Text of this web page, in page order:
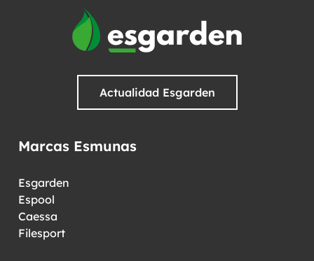
Actualidad Esgarden
Marcas Esmunas
Esgarden
Espool
Caessa
Filesport